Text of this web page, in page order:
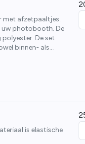
met afzetpaaltjes.
photobooth. De
De set
binnen- als
is elastische